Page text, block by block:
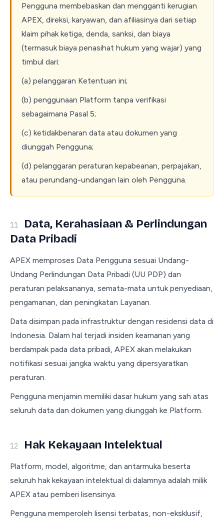
Pengguna membebaskan dan mengganti kerugian
APEX, direksi, karyawan, dan afiliasinya dari setiap
klaim pihak ketiga, denda, sanksi, dan biaya
(termasuk biaya penasihat hukum yang wajar) yang
timbul dari:
(a) pelanggaran Ketentuan ini;
(b) penggunaan Platform tanpa verifikasi
sebagaimana Pasal 5;
(c) ketidakbenaran data atau dokumen yang
diunggah Pengguna;
(d) pelanggaran peraturan kepabeanan, perpajakan,
atau perundang-undangan lain oleh Pengguna.
11
Data, Kerahasiaan & Perlindungan
Data Pribadi
APEX memproses Data Pengguna sesuai Undang-
Undang Perlindungan Data Pribadi (UU PDP) dan
peraturan pelaksananya, semata-mata untuk penyediaan,
pengamanan, dan peningkatan Layanan.
Data disimpan pada infrastruktur dengan residensi data di
Indonesia. Dalam hal terjadi insiden keamanan yang
berdampak pada data pribadi, APEX akan melakukan
notifikasi sesuai jangka waktu yang dipersyaratkan
peraturan.
Pengguna menjamin memiliki dasar hukum yang sah atas
seluruh data dan dokumen yang diunggah ke Platform.
12 Hak Kekayaan Intelektual
Platform, model, algoritme, dan antarmuka beserta
seluruh hak kekayaan intelektual di dalamnya adalah milik
APEX atau pemberi lisensinya.
Pengguna memperoleh lisensi terbatas, non-eksklusif,